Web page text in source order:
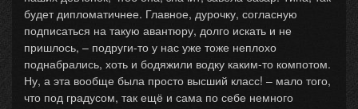
будет дипломатичнее. Главное, дурочку, согласную
подписаться на такую авантюру, долго искать и не
пришлось, – подруги-то у нас уже тоже неплохо
поднабрались, хоть и бодяжили водку каким-то компотом.
Ну, а эта вообще была просто высший класс! – мало того,
что под градусом, так ещё и сама по себе немного